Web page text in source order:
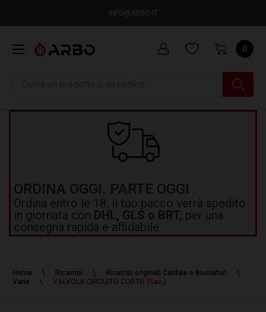
INFO@ARBO.IT
0
ORDINA OGGI. PARTE OGGI
Ordina entro le 18: il tuo pacco verrà spedito
in giornata con DHL, GLS o BRT, per una
consegna rapida e affidabile.
Home Ricambi
Ricambi originali Caldaie e Bruciatori
Varie
VALVOLA CIRCUITO CORTO (Sac.)